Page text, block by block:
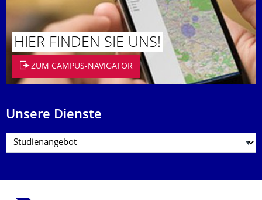
HIER FINDEN SIE UNS!
ZUM CAMPUS-NAVIGATOR
Unsere Dienste